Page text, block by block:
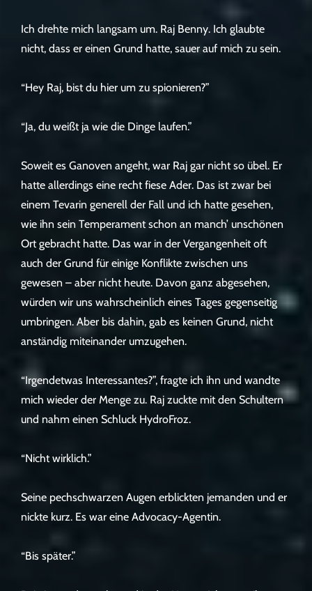
Ich drehte mich langsam um. Raj Benny. Ich glaubte
nicht, dass er einen Grund hatte, sauer auf mich zu sein.
“Hey Raj, bist du hier um zu spionieren?”
“Ja, du weißt ja wie die Dinge laufen.”
Soweit es Ganoven angeht, war Raj gar nicht so übel. Er
hatte allerdings eine recht fiese Ader. Das ist zwar bei
einem Tevarin generell der Fall und ich hatte gesehen,
wie ihn sein Temperament schon an manch’ unschönen
Ort gebracht hatte. Das war in der Vergangenheit oft
auch der Grund für einige Konflikte zwischen uns
gewesen – aber nicht heute. Davon ganz abgesehen,
würden wir uns wahrscheinlich eines Tages gegenseitig
umbringen. Aber bis dahin, gab es keinen Grund, nicht
anständig miteinander umzugehen.
“Irgendetwas Interessantes?”, fragte ich ihn und wandte
mich wieder der Menge zu. Raj zuckte mit den Schultern
und nahm einen Schluck HydroFroz.
“Nicht wirklich.”
Seine pechschwarzen Augen erblickten jemanden und er
nickte kurz. Es war eine Advocacy-Agentin.
“Bis später.”